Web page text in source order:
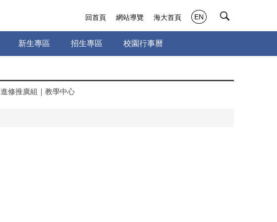
新生專區 招生專區 校園行事曆
回首頁 網站導覽 海大首頁 EN
進修推廣組 ｜ 教學中心